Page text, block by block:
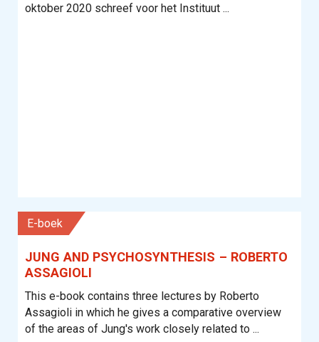
oktober 2020 schreef voor het Instituut ...
E-boek
JUNG AND PSYCHOSYNTHESIS – ROBERTO
ASSAGIOLI
This e-book contains three lectures by Roberto
Assagioli in which he gives a comparative overview
of the areas of Jung's work closely related to ...